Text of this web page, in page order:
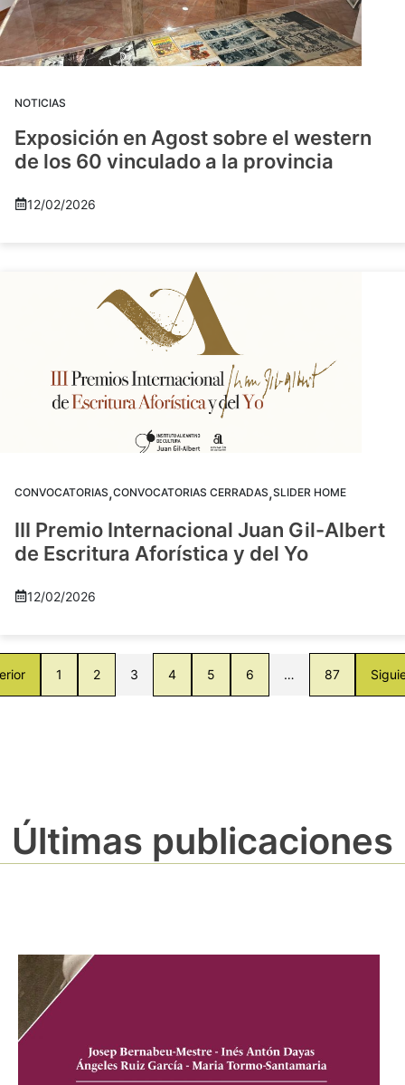
NOTICIAS
Exposición en Agost sobre el western
de los 60 vinculado a la provincia
12/02/2026
CONVOCATORIAS,CONVOCATORIAS CERRADAS,SLIDER HOME
III Premio Internacional Juan Gil-Albert
de Escritura Aforística y del Yo
12/02/2026
1 2 3 4 5 6 … 87
Últimas publicaciones